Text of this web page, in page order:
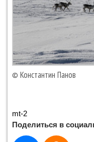
© Константин Панов
mt-2
Поделиться в